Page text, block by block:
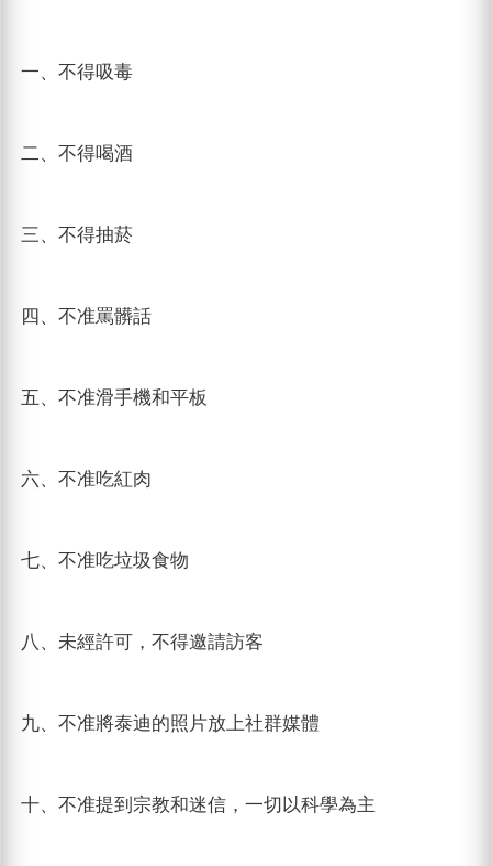
一、不得吸毒
二、不得喝酒
三、不得抽菸
四、不准罵髒話
五、不准滑手機和平板
六、不准吃紅肉
七、不准吃垃圾食物
八、未經許可，不得邀請訪客
九、不准將泰迪的照片放上社群媒體
十、不准提到宗教和迷信，一切以科學為主